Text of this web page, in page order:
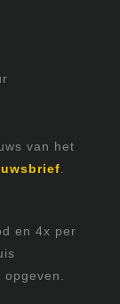
van het
.
en 4x per
opgeven.